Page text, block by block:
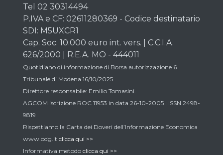
Tel 02 30314494
P.IVA e CF: 02611280369 - Codice destinatario
SDI: M5UXCR1
Cap. Soc. 10.000 euro int. vers. | C.C.I.A.
626/2000 | R.E.A. MO - 444011
Quotidiano di informazione di Borsa autorizzazione 6
Tribunale di Modena 16/10/2025
Direttore responsabile: Emilio Tomasini.
AGCOM iscrizione ROC 11953 in data 26-10-2005 | ISSN 2498-
9819
Rispettiamo la Carta dei Doveri dell’Informazione Economica
www.odg.it clicca qui >>
Informativa metodo clicca qui >>